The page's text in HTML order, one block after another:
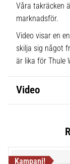
Våra takräcken
marknadsför.
Video visar en
skilja sig något
är lika för Thule
Video